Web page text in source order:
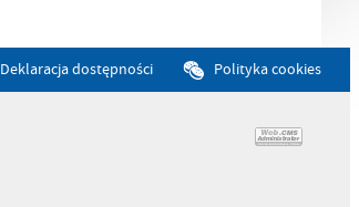
Deklaracja dostępności Polityka cookies